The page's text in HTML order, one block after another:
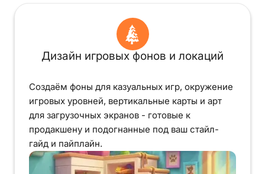
Дизайн игровых фонов и локаций
Создаём фоны для казуальных игр, окружение
игровых уровней, вертикальные карты и арт
для загрузочных экранов - готовые к
продакшену и подогнанные под ваш стайл-
гайд и пайплайн.